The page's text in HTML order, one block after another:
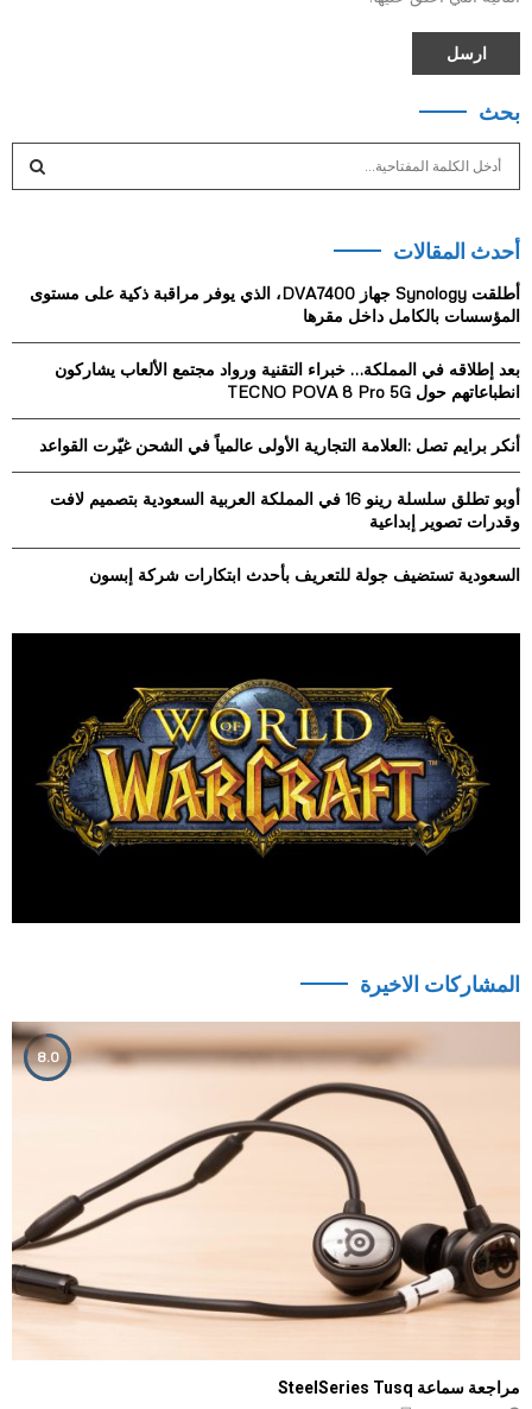
بحث
c
h
f
:
A
H
أحدث المقالات
أطلقت Synology جهاز DVA7400، الذي يوفر مراقبة ذكية على مستوى
المؤسسات بالكامل داخل مقرها
بعد إطلاقه في المملكة… خبراء التقنية ورواد مجتمع الألعاب يشاركون
انطباعاتهم حول TECNO POVA 8 Pro 5G
أنكر برايم تصل :العلامة التجارية الأولى عالمياً في الشحن غيّرت القواعد
أوبو تطلق سلسلة رينو 16 في المملكة العربية السعودية بتصميم لافت
وقدرات تصوير إبداعية
السعودية تستضيف جولة للتعريف بأحدث ابتكارات شركة إبسون
المشاركات الاخيرة
مراجعة سماعة SteelSeries Tusq
8.0